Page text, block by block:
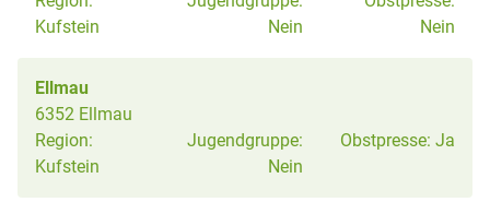
Kufstein
Nein
Nein
Ellmau
6352 Ellmau
Region:
Kufstein
Jugendgruppe:
Nein
Obstpresse: Ja